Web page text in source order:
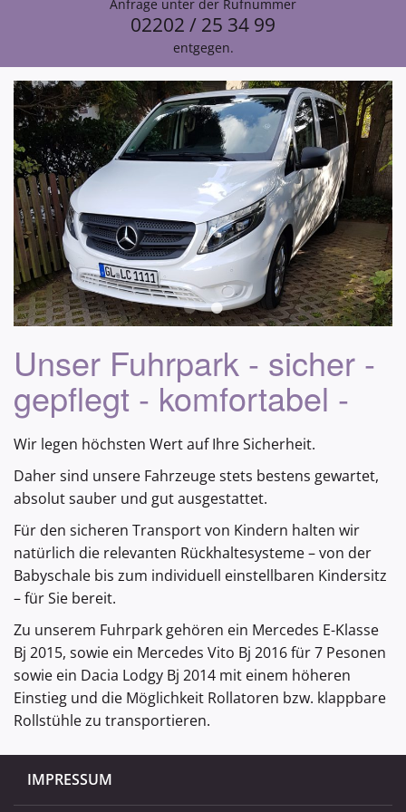
Anfrage unter der Rufnummer
02202 / 25 34 99
entgegen.
Unser Fuhrpark - sicher -
gepflegt - komfortabel -
Wir legen höchsten Wert auf Ihre Sicherheit.
Daher sind unsere Fahrzeuge stets bestens gewartet,
absolut sauber und gut ausgestattet.
Für den sicheren Transport von Kindern halten wir
natürlich die relevanten Rückhaltesysteme – von der
Babyschale bis zum individuell einstellbaren Kindersitz
– für Sie bereit.
Zu unserem Fuhrpark gehören ein Mercedes E-Klasse
Bj 2015, sowie ein Mercedes Vito Bj 2016 für 7 Pesonen
sowie ein Dacia Lodgy Bj 2014 mit einem höheren
Einstieg und die Möglichkeit Rollatoren bzw. klappbare
Rollstühle zu transportieren.
IMPRESSUM